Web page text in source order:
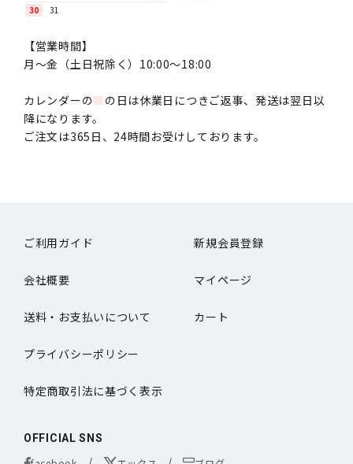
30
31
【営業時間】
月〜金（土日祝除く）10:00～18:00
カレンダーの■ の日は休業日につきご返事、発送は翌日以
降になります。
ご注文は365日、24時間お受けしております。
ご利用ガイド 新規会員登録
会社概要 マイページ
送料・お支払いについて カート
プライバシーポリシー
特定商取引法に基づく表示
OFFICIAL SNS